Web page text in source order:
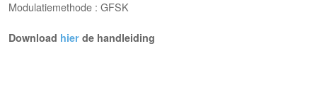
Modulatiemethode : GFSK
Download hier de handleiding